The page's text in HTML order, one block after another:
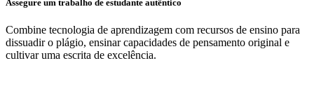
Assegure um trabalho de estudante autêntico
Combine tecnologia de aprendizagem com recursos de ensino para
dissuadir o plágio, ensinar capacidades de pensamento original e
cultivar uma escrita de excelência.